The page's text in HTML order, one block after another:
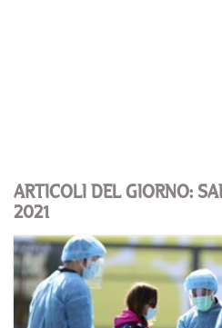
ARTICOLI DEL GIORNO:
2021